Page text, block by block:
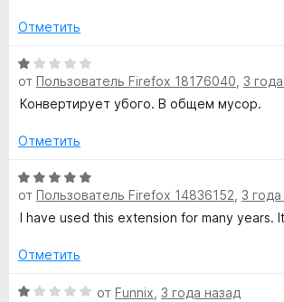
з
а
и
з
5
н
н
о
н
5
з
5
Отметить
О
ц
е
е
о
н
а
и
5
от Пользователь Firefox 18176040 3
Конвертирует убого. В общем мусор.
Отметить
О
ц
е
е
о
от Пользователь Firefox 14836152 3 года
I have used this extension for many years.
Отметить
О
от Funnix 3 года назад